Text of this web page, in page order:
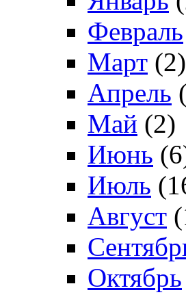
Февраль
Март (2)
Апрель
Май (2)
Июнь
Июль
Август
Октябрь